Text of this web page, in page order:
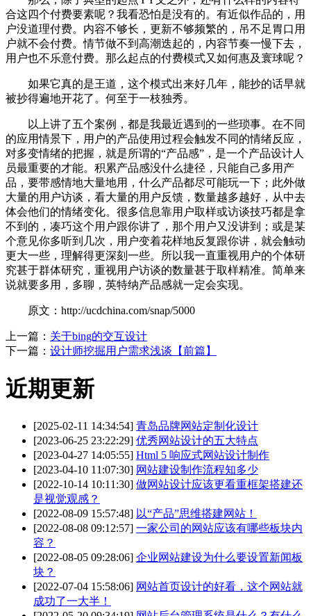
合这四个付费要素呢？我看恐怕是没有的。有近似作品的，用
户没道理付费。内容不够长，更新不够频繁的，吊不足胃口用
户就不会付费。情节做不到高潮迭起的，内容节奏一慢下去，
用户也不乐意付费。那么起点的付费模式又如何惠及寰球呢？
如果它真的是王道，这个模式出来好几年，能抄的话早就
被抄得遍地开花了。何至于一枝独秀。
以上讲了五个案例，都是我最近遇到的一些琐事。在不同
的应用情景下，用户的产品使用过程会触发不同的情绪反应，
对多变情绪的把握，就是所谓的“产品感”，是一个产品设计人
员最重要的才能。积累产品感没什么捷径，只能自己多用产
品，要带感情地大量地用，什么产品都尽可能玩一下；此外做
大量的用户访谈，看大量的用户反馈，数量越多越好，从中去
体会他们的情绪变化。很多信息靠用户取样或访谈技巧都是拿
不到的，凑巧这个用户跟你讲了，那个用户又没讲到；或是某
个意见你多听到几次，用户变着花样地反复跟你讲，就会触动
更大一些，理解得更深刻一些。所以我一直重视用户的个体研
究甚于群体研究，重视用户访谈的数量甚于取样精准。简单来
说就要多用，多聊，英特纳产品感就一定会实现。
原文：http://ucdchina.com/snap/5000
上一篇： 关于bing的交互设计
下一篇： 设计师挖掘用户需求浅谈【前篇】
近期更新
[2025-02-11 14:34:54] 青岛品牌网站定制化设计
[2023-06-25 23:22:29] 优秀网站设计的五大特点
[2023-04-27 14:05:55] Html 5 响应式网站设计制作
[2023-04-10 11:07:30] 网站建设制作流程知多少
[2022-10-14 10:11:30] 做网站设计应该更看重框架搭建还
是视觉观感？
[2022-08-09 15:57:48] 以“产品”思维搭建网站！
[2022-08-08 09:12:57] 一家公司的网站应该有哪些板块内
容？
[2022-08-05 09:28:06] 企业网站建设为什么要设置新闻板
块？
[2022-07-04 15:58:06] 网站首页设计的好看，这个网站就
成功了一大半！